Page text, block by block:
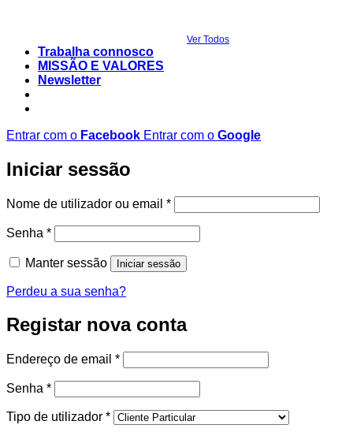
Ver Todos
Trabalha connosco
MISSÃO E VALORES
Newsletter
Entrar com o Facebook Entrar com o Google
Iniciar sessão
Nome de utilizador ou email *Obrigatório
Senha *Obrigatório
Manter sessão Iniciar sessão
Perdeu a sua senha?
Registar nova conta
Endereço de email *Obrigatório
Senha *Obrigatório
Tipo de utilizador *